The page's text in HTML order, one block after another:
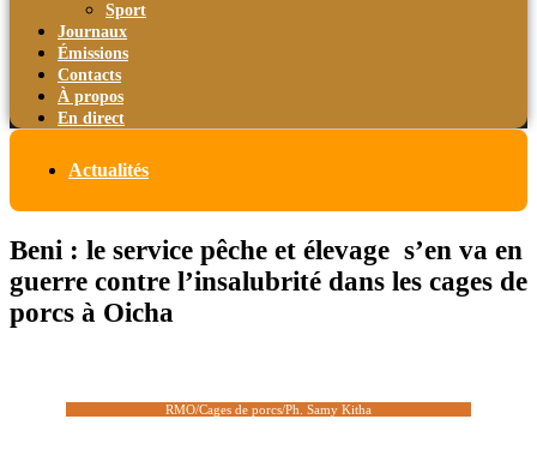
Sport
Journaux
Émissions
Contacts
À propos
En direct
Actualités
Beni : le service pêche et élevage s’en va en
guerre contre l’insalubrité dans les cages de
porcs à Oicha
RMO/Cages de porcs/Ph. Samy Kitha